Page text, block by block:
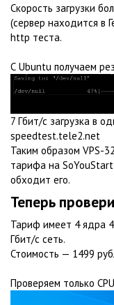
Скорость загрузки
(сервер находится в
http теста.
С Ubuntu получаем
7 Гбит/с загрузка в
speedtest.tele2.net
Таким образом VPS-
тарифа на
обходит его.
Теперь
Тариф имеет 4 ядра
Гбит/с сеть.
Стоимость — 1499
Проверяем только